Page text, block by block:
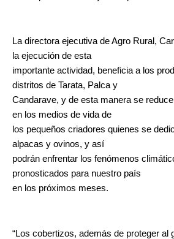
La directora ejecutiva de Agro Rural,
la ejecución de esta
importante actividad, beneficia a los
distritos de Tarata, Palca y
Candarave, y de esta manera se
en los medios de vida de
los pequeños criadores quienes se
alpacas y ovinos, y así
podrán enfrentar los fenómenos
pronosticados para nuestro país
en los próximos meses.
“Los cobertizos, además de proteger al